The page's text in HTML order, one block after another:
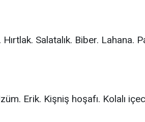
Hırtlak. Salatalık. Biber. Lahana.
Erik. Kişniş hoşafı. Kolalı